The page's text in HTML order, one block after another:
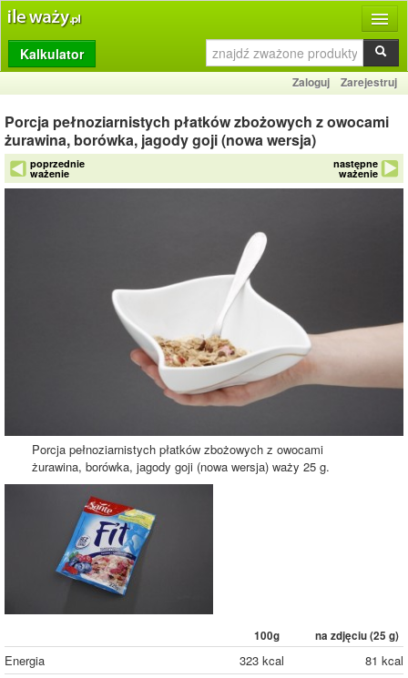
Produkty
Dziennik
Przelicznik
Porównywarka
Kalkulator
Zaloguj Zarejestruj
Porcja pełnoziarnistych płatków zbożowych z owocami
żurawina, borówka, jagody goji (nowa wersja)
poprzednie
ważenie
następne
ważenie
Porcja pełnoziarnistych płatków zbożowych z owocami
żurawina, borówka, jagody goji (nowa wersja) waży 25 g.
100g na zdjęciu (25 g)
Energia 323 kcal
81 kcal